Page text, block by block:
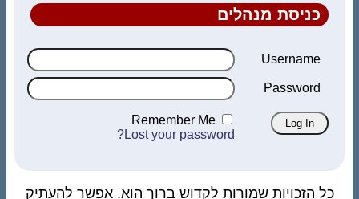
כניסת מנהלים
Username
Password
Remember Me
Lost your password?
כל הזכויות שמורות לקדוש ברוך הוא. אפשר להעתיק